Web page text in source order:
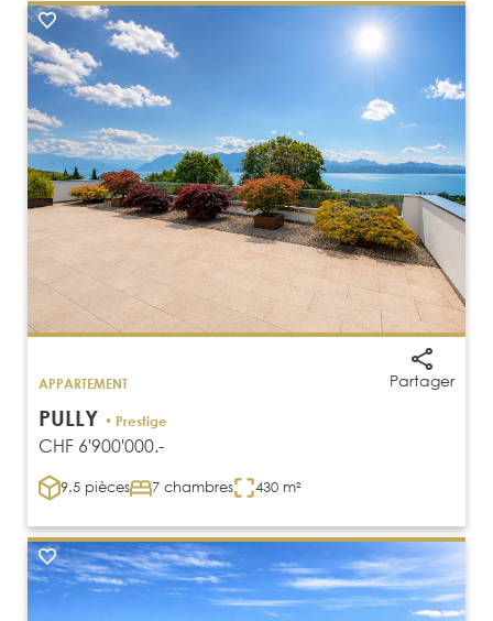
Partager
APPARTEMENT
PULLY • Prestige
CHF 6'900'000.-
9.5 pièces 7 chambres 430 m²